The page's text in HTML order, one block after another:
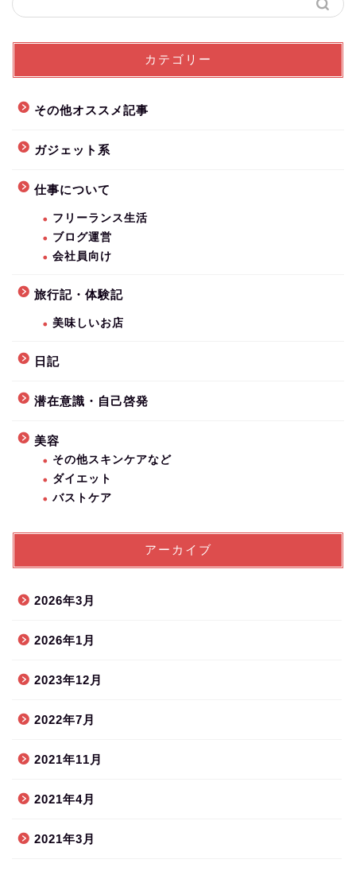
カテゴリー
その他オススメ記事
ガジェット系
仕事について
フリーランス生活
ブログ運営
会社員向け
旅行記・体験記
美味しいお店
日記
潜在意識・自己啓発
美容
その他スキンケアなど
ダイエット
バストケア
アーカイブ
2026年3月
2026年1月
2023年12月
2022年7月
2021年11月
2021年4月
2021年3月